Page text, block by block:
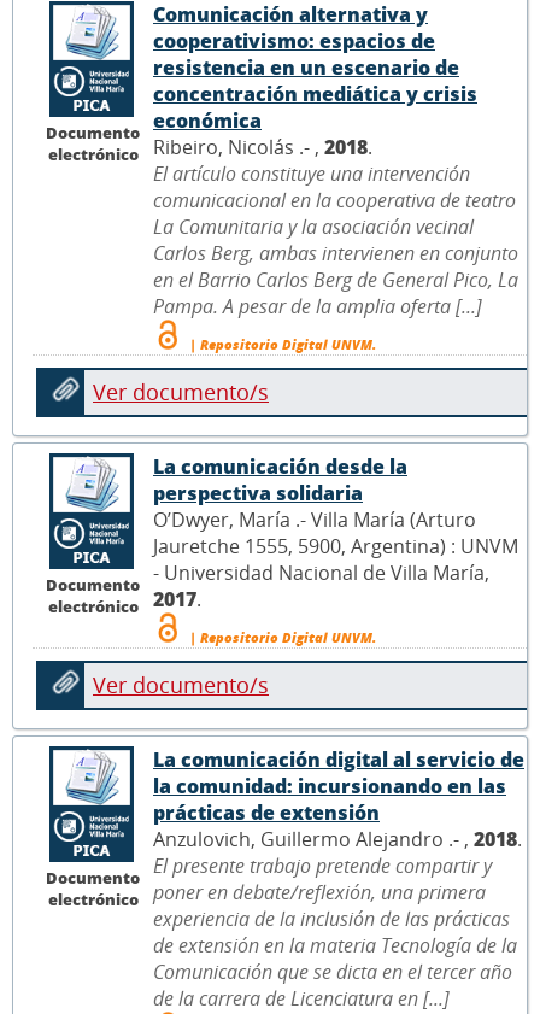
Documento
electrónico
Comunicación alternativa y
cooperativismo: espacios de
resistencia en un escenario de
concentración mediática y crisis
económica
Ribeiro, Nicolás .- , 2018.
El artículo constituye una intervención
comunicacional en la cooperativa de teatro
La Comunitaria y la asociación vecinal
Carlos Berg, ambas intervienen en conjunto
en el Barrio Carlos Berg de General Pico, La
Pampa. A pesar de la amplia oferta [...]
| Repositorio Digital UNVM.
Ver documento/s
Documento
electrónico
La comunicación desde la
perspectiva solidaria
O’Dwyer, María .- Villa María (Arturo
Jauretche 1555, 5900, Argentina) : UNVM
- Universidad Nacional de Villa María,
2017.
| Repositorio Digital UNVM.
Ver documento/s
Documento
electrónico
La comunicación digital al servicio de
la comunidad: incursionando en las
prácticas de extensión
Anzulovich, Guillermo Alejandro .- , 2018.
El presente trabajo pretende compartir y
poner en debate/reflexión, una primera
experiencia de la inclusión de las prácticas
de extensión en la materia Tecnología de la
Comunicación que se dicta en el tercer año
de la carrera de Licenciatura en [...]